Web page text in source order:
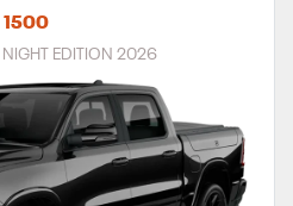
1500
NIGHT EDITION 2026